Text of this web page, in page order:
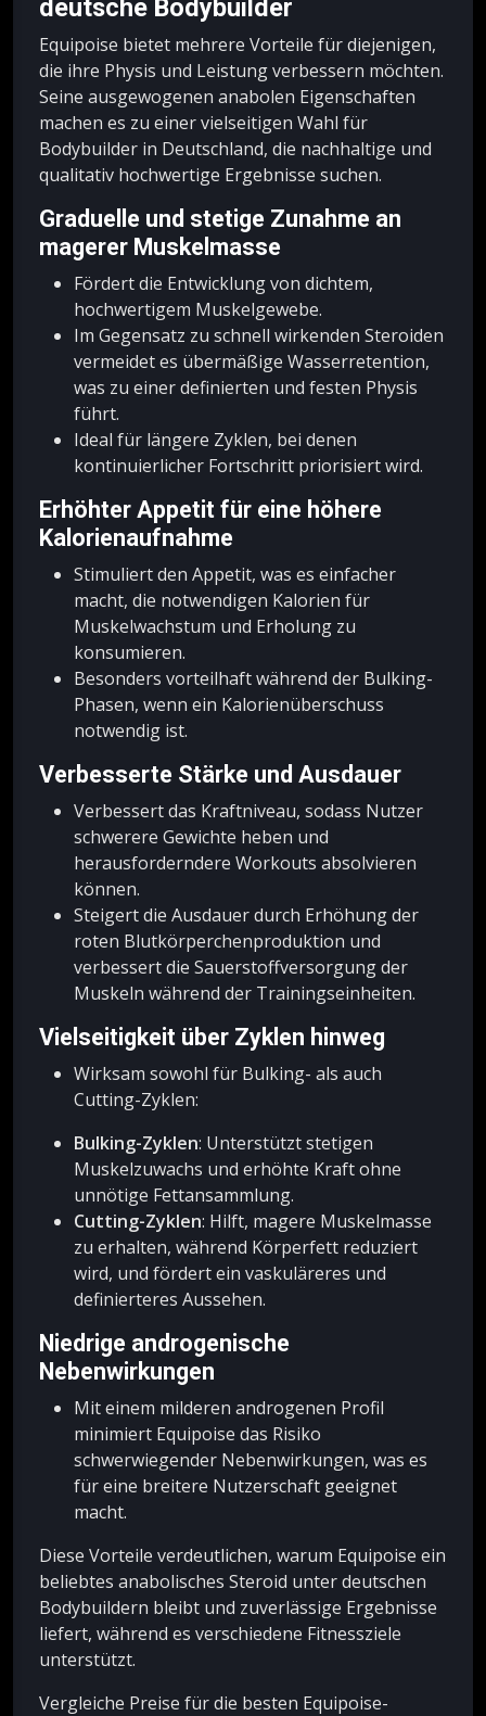
deutsche Bodybuilder
Equipoise bietet mehrere Vorteile für diejenigen,
die ihre Physis und Leistung verbessern möchten.
Seine ausgewogenen anabolen Eigenschaften
machen es zu einer vielseitigen Wahl für
Bodybuilder in Deutschland, die nachhaltige und
qualitativ hochwertige Ergebnisse suchen.
Graduelle und stetige Zunahme an
magerer Muskelmasse
Fördert die Entwicklung von dichtem,
hochwertigem Muskelgewebe.
Im Gegensatz zu schnell wirkenden Steroiden
vermeidet es übermäßige Wasserretention,
was zu einer definierten und festen Physis
führt.
Ideal für längere Zyklen, bei denen
kontinuierlicher Fortschritt priorisiert wird.
Erhöhter Appetit für eine höhere
Kalorienaufnahme
Stimuliert den Appetit, was es einfacher
macht, die notwendigen Kalorien für
Muskelwachstum und Erholung zu
konsumieren.
Besonders vorteilhaft während der Bulking-
Phasen, wenn ein Kalorienüberschuss
notwendig ist.
Verbesserte Stärke und Ausdauer
Verbessert das Kraftniveau, sodass Nutzer
schwerere Gewichte heben und
herausforderndere Workouts absolvieren
können.
Steigert die Ausdauer durch Erhöhung der
roten Blutkörperchenproduktion und
verbessert die Sauerstoffversorgung der
Muskeln während der Trainingseinheiten.
Vielseitigkeit über Zyklen hinweg
Wirksam sowohl für Bulking- als auch
Cutting-Zyklen:
Bulking-Zyklen: Unterstützt stetigen
Muskelzuwachs und erhöhte Kraft ohne
unnötige Fettansammlung.
Cutting-Zyklen: Hilft, magere Muskelmasse
zu erhalten, während Körperfett reduziert
wird, und fördert ein vaskuläreres und
definierteres Aussehen.
Niedrige androgenische
Nebenwirkungen
Mit einem milderen androgenen Profil
minimiert Equipoise das Risiko
schwerwiegender Nebenwirkungen, was es
für eine breitere Nutzerschaft geeignet
macht.
Diese Vorteile verdeutlichen, warum Equipoise ein
beliebtes anabolisches Steroid unter deutschen
Bodybuildern bleibt und zuverlässige Ergebnisse
liefert, während es verschiedene Fitnessziele
unterstützt.
Vergleiche Preise für die besten Equipoise-